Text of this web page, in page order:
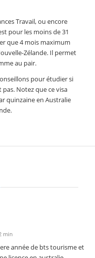
Travail, ou encore
pour les moins de 31
que 4 mois maximum
Zélande. Il permet
au pair.
pour étudier si
Notez que ce visa
quinzaine en Australie
min
année de bts tourisme et